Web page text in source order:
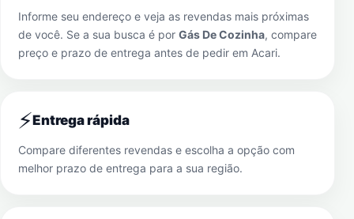
Informe seu endereço e veja as revendas mais próximas
de você. Se a sua busca é por Gás De Cozinha, compare
preço e prazo de entrega antes de pedir em Acari.
⚡Entrega rápida
Compare diferentes revendas e escolha a opção com
melhor prazo de entrega para a sua região.